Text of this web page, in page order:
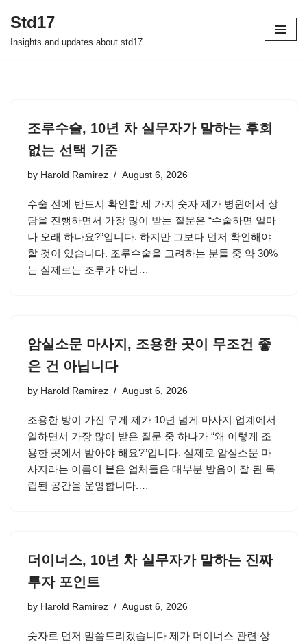
Skip
Std17
Insights and updates about std17
조루수술, 10년 차 실무자가 말하는 후회
없는 선택 기준
by Harold Ramirez August 6, 2026
수술 전에 반드시 확인할 세 가지 숫자 제가 병원에서 상
담을 진행하면서 가장 많이 받는 질문은 “수술하면 얼마
나 오래 하나요?”입니다. 하지만 그보다 먼저 확인해야
할 것이 있습니다. 조루수술을 고려하는 분들 중 약 30%
는 실제로는 조루가 아닌…
암실소문 마사지, 조용한 곳이 무조건 좋
은 건 아닙니다
by Harold Ramirez August 6, 2026
조용한 방이 가진 무게 제가 10년 넘게 마사지 업계에서
일하면서 가장 많이 받은 질문 중 하나가 “왜 이렇게 조
용한 곳에서 받아야 해요?”입니다. 실제로 암실소문 마
사지라는 이름이 붙은 업체들은 대부분 방음이 잘 된 독
립된 공간을 운영합니다.…
더이너스, 10년 차 실무자가 말하는 진짜
투자 포인트
by Harold Ramirez August 6, 2026
숫자로 먼저 말씀드리겠습니다 제가 더이너스 관련 상